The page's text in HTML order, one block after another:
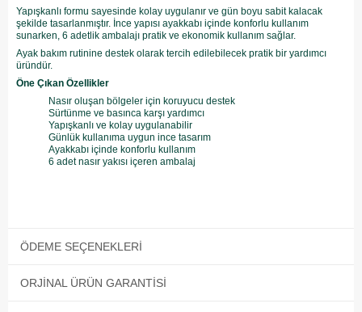
Yapışkanlı formu sayesinde kolay uygulanır ve gün boyu sabit kalacak
şekilde tasarlanmıştır. İnce yapısı ayakkabı içinde konforlu kullanım
sunarken, 6 adetlik ambalajı pratik ve ekonomik kullanım sağlar.
Ayak bakım rutinine destek olarak tercih edilebilecek pratik bir yardımcı
üründür.
Öne Çıkan Özellikler
Nasır oluşan bölgeler için koruyucu destek
Sürtünme ve basınca karşı yardımcı
Yapışkanlı ve kolay uygulanabilir
Günlük kullanıma uygun ince tasarım
Ayakkabı içinde konforlu kullanım
6 adet nasır yakısı içeren ambalaj
ÖDEME SEÇENEKLERI
ORJINAL ÜRÜN GARANTISI